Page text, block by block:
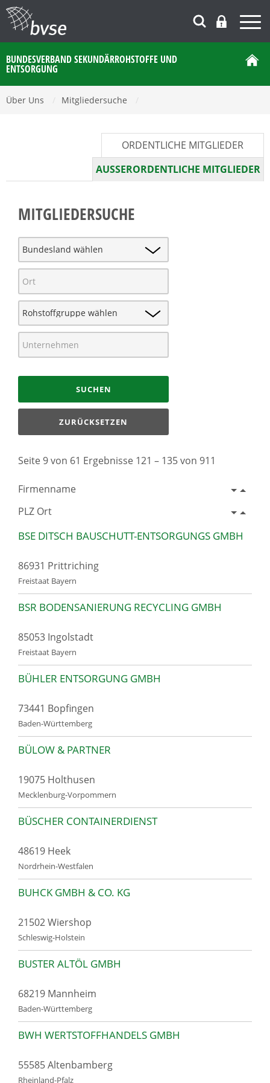
BUNDESVERBAND SEKUNDÄRROHSTOFFE UND
ENTSORGUNG
Über Uns Mitgliedersuche
ORDENTLICHE MITGLIEDER
AUSSERORDENTLICHE MITGLIEDER
MITGLIEDERSUCHE
SUCHEN
ZURÜCKSETZEN
Seite 9 von 61 Ergebnisse 121 – 135 von 911
Firmenname
PLZ Ort
BSE DITSCH BAUSCHUTT-ENTSORGUNGS GMBH
86931 Prittriching
Freistaat Bayern
BSR BODENSANIERUNG RECYCLING GMBH
85053 Ingolstadt
Freistaat Bayern
BÜHLER ENTSORGUNG GMBH
73441 Bopfingen
Baden-Württemberg
BÜLOW & PARTNER
19075 Holthusen
Mecklenburg-Vorpommern
BÜSCHER CONTAINERDIENST
48619 Heek
Nordrhein-Westfalen
BUHCK GMBH & CO. KG
21502 Wiershop
Schleswig-Holstein
BUSTER ALTÖL GMBH
68219 Mannheim
Baden-Württemberg
BWH WERTSTOFFHANDELS GMBH
55585 Altenbamberg
Rheinland-Pfalz